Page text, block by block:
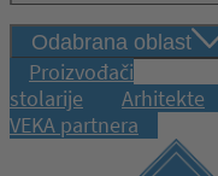
Odabrana oblast
Proizvođači
stolarije
Arhitekte
VEKA partnera